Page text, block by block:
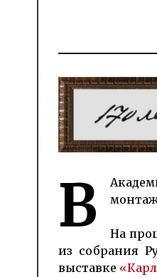
В
На
из собрания
выставке